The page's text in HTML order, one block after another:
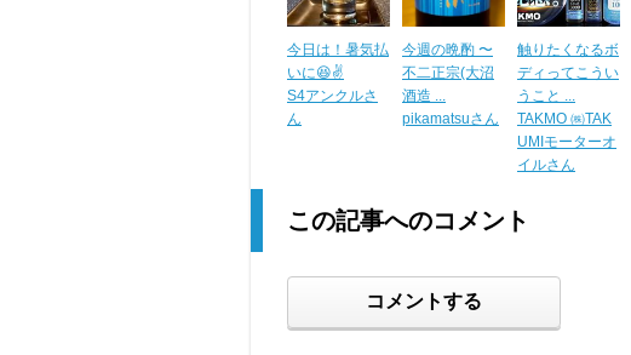
今日は！暑気払
いに😆✌️
S4アンクルさ
ん
今週の晩酌 〜
不二正宗(大沼
酒造 ...
pikamatsuさん
触りたくなるボ
ディってこうい
うこと ...
TAKMO ㈱TAK
UMIモーターオ
イルさん
この記事へのコメント
コメントする